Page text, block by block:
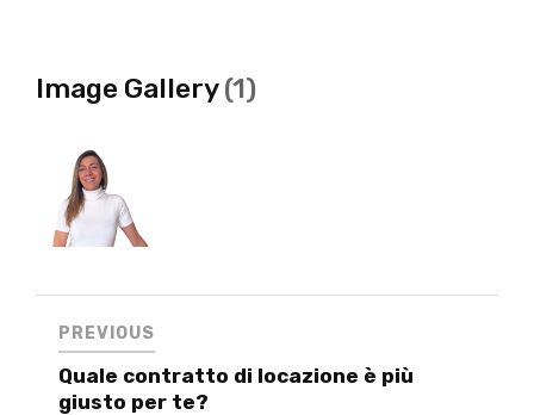
Image Gallery(1)
PREVIOUS
Quale contratto di locazione è più
giusto per te?